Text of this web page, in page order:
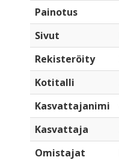
Painotus
Sivut
Rekisteröity
Kotitalli
Kasvattajanimi
Kasvattaja
Omistajat